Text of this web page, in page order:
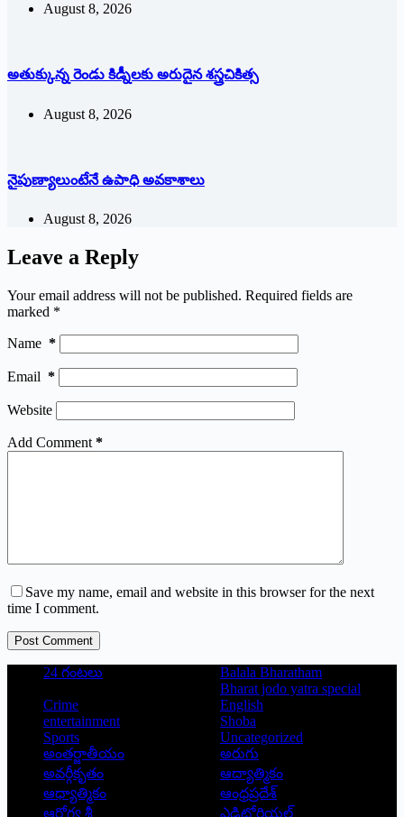
August 8, 2026
అతుక్కున్న రెండు కిడ్నీలకు అరుదైన శస్త్రచికిత్స
August 8, 2026
నైపుణ్యాలుంటేనే ఉపాధి అవకాశాలు
August 8, 2026
Leave a Reply
Your email address will not be published. Required fields are
marked *
Name *
Email *
Website
Add Comment *
Save my name, email and website in this browser for the next
time I comment.
Post Comment
24 గంటలు
Balala Bharatham
Bharat jodo yatra special
Crime
English
entertainment
Shoba
Sports
Uncategorized
అంతర్జాతీయం
అరుగు
అవర్గీకృతం
ఆద్యాత్మికం
ఆధ్యాత్మికం
ఆంధ్రప్రదేశ్
ఆరోగ్య శ్రీ
ఎడిటోరియల్